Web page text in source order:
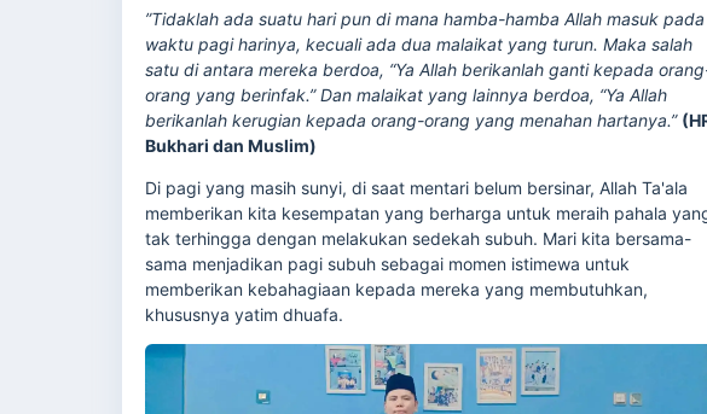
”Tidaklah ada suatu hari pun di mana hamba-hamba Allah masuk pada
waktu pagi harinya, kecuali ada dua malaikat yang turun. Maka salah
satu di antara mereka berdoa, “Ya Allah berikanlah ganti kepada
orang yang berinfak.” Dan malaikat yang lainnya berdoa, “Ya Allah
berikanlah kerugian kepada orang-orang yang menahan hartanya.”
Bukhari dan Muslim)
Di pagi yang masih sunyi, di saat mentari belum bersinar, Allah Ta'ala
memberikan kita kesempatan yang berharga untuk meraih pahala
tak terhingga dengan melakukan sedekah subuh. Mari kita bersama-
sama menjadikan pagi subuh sebagai momen istimewa untuk
memberikan kebahagiaan kepada mereka yang membutuhkan,
khususnya yatim dhuafa.